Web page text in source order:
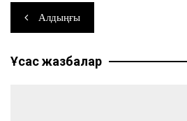
Навигация
по
записям
Алдыңғы
Ұқсас жазбалар